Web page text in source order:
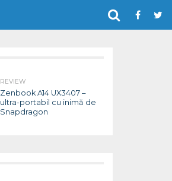
REVIEW
Zenbook A14 UX3407 –
ultra-portabil cu inimă de
Snapdragon